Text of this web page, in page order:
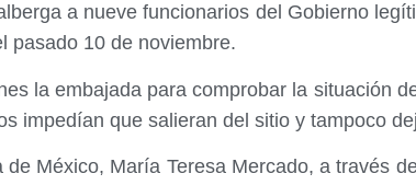
a nueve funcionarios del Gobierno
pasado 10 de noviembre.
la embajada para comprobar la situación
impedían que salieran del sitio y tampoco
México, María Teresa Mercado, a través